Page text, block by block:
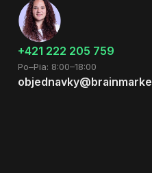
+421 222 205 759
Po–Pia: 8:00–18:00